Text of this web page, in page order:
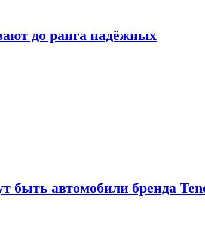
до ранга надёжных
быть автомобили бренда